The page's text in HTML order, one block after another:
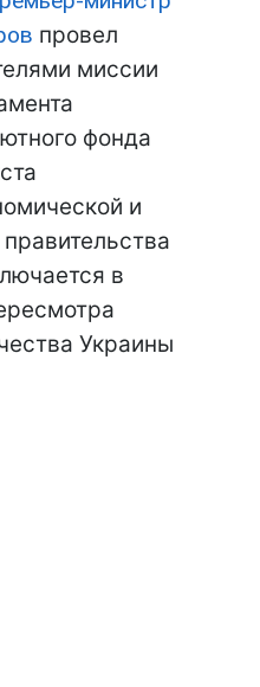
провел
миссии
фонда
и
в
Украины